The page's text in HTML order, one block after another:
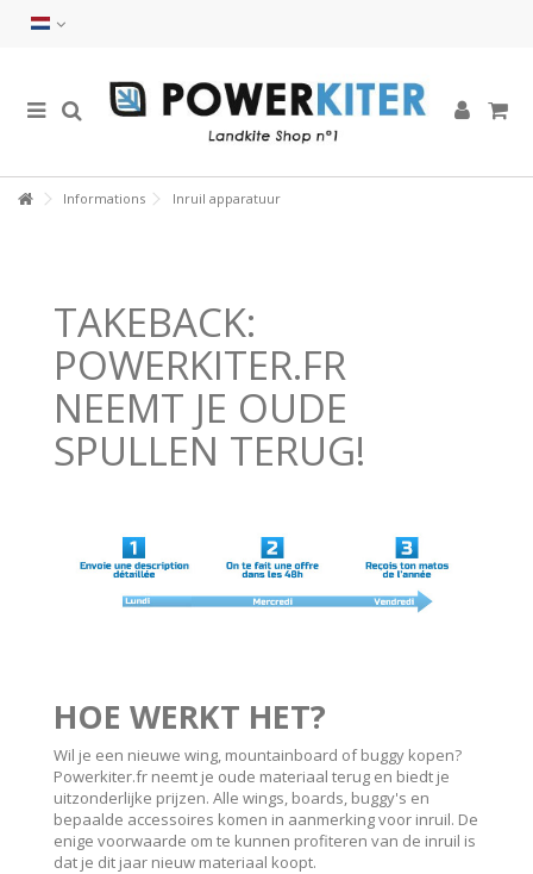
Informations Inruil apparatuur
TAKEBACK:
POWERKITER.FR
NEEMT JE OUDE
SPULLEN TERUG!
HOE WERKT HET?
Wil je een nieuwe wing, mountainboard of buggy kopen?
Powerkiter.fr neemt je oude materiaal terug en biedt je
uitzonderlijke prijzen. Alle wings, boards, buggy's en
bepaalde accessoires komen in aanmerking voor inruil. De
enige voorwaarde om te kunnen profiteren van de inruil is
dat je dit jaar nieuw materiaal koopt.